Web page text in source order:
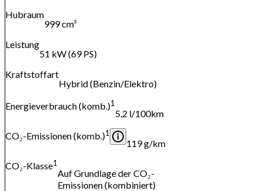
Hubraum
999 cm³
Leistung
51 kW (69 PS)
Kraftstoffart
Hybrid (Benzin/Elektro)
Energieverbrauch (komb.)1
5,2 l/100km
CO₂-Emissionen (komb.)1
119 g/km
CO₂-Klasse1
Auf Grundlage der CO₂-
Emissionen (kombiniert)